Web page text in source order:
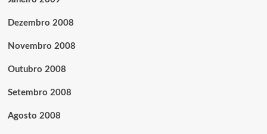
Dezembro 2008
Novembro 2008
Outubro 2008
Setembro 2008
Agosto 2008